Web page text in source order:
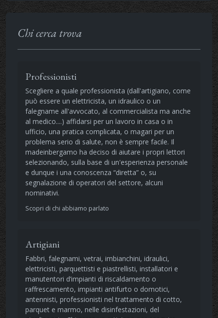
Chi cerca trova
Professionisti
Scegliere a quale professionista (dall'artigiano, come
può essere un elettricista, un idraulico o un
falegname all'avvocato, al commercialista ma anche
al medico....) affidarsi per un lavoro in casa o in
ufficio, una pratica complicata, o magari per un
problema serio di salute, non è sempre facile. Il
madeinbergamo ha deciso di aiutare i propri lettori
selezionando, sulla base di un'esperienza personale
e dunque i una conoscenza “diretta” o, su
segnalazione di operatori del settore, alcuni
nominativi.
Scopri di chi abbiamo parlato
Artigiani
Fabbri, falegnami, vetrai, imbianchini, idraulici,
elettricisti, parquettisti e piastrellisti, installatori e
manutentori d’impianti di riscaldamento o
raffrescamento, impianti antifurto o domotici,
antennisti, professionisti nel trattamento di cotto,
parquet e marmo, nelle disinfestazioni, del